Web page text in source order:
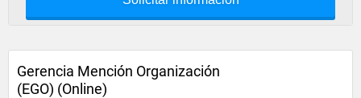
Gerencia Mención Organización
(EGO) (Online)